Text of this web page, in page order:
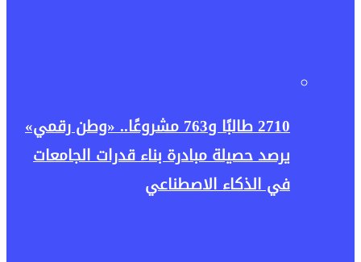
2710 طالبًا و763 مشروعًا.. «وطن رقمي»
يرصد حصيلة مبادرة بناء قدرات الجامعات
في الذكاء الاصطناعي